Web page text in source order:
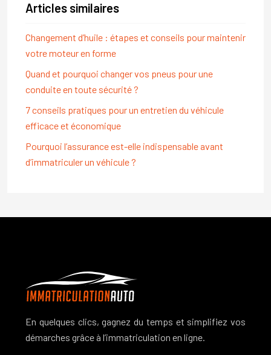
Articles similaires
Changement d’huile : étapes et conseils pour maintenir
votre moteur en forme
Quand et pourquoi changer vos pneus pour une
conduite en toute sécurité ?
7 conseils pratiques pour un entretien du véhicule
efficace et économique
Pourquoi l’assurance est-elle indispensable avant
d’immatriculer un véhicule ?
En quelques clics, gagnez du temps et simplifiez vos
démarches grâce à l’immatriculation en ligne.